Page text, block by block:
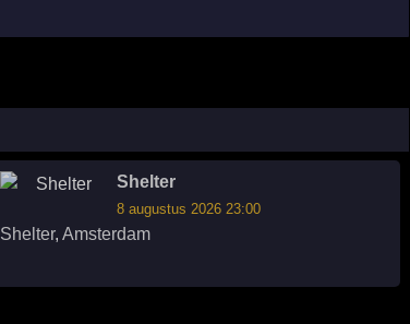
Shelter
8 augustus 2026 23:00
Shelter,Amsterdam